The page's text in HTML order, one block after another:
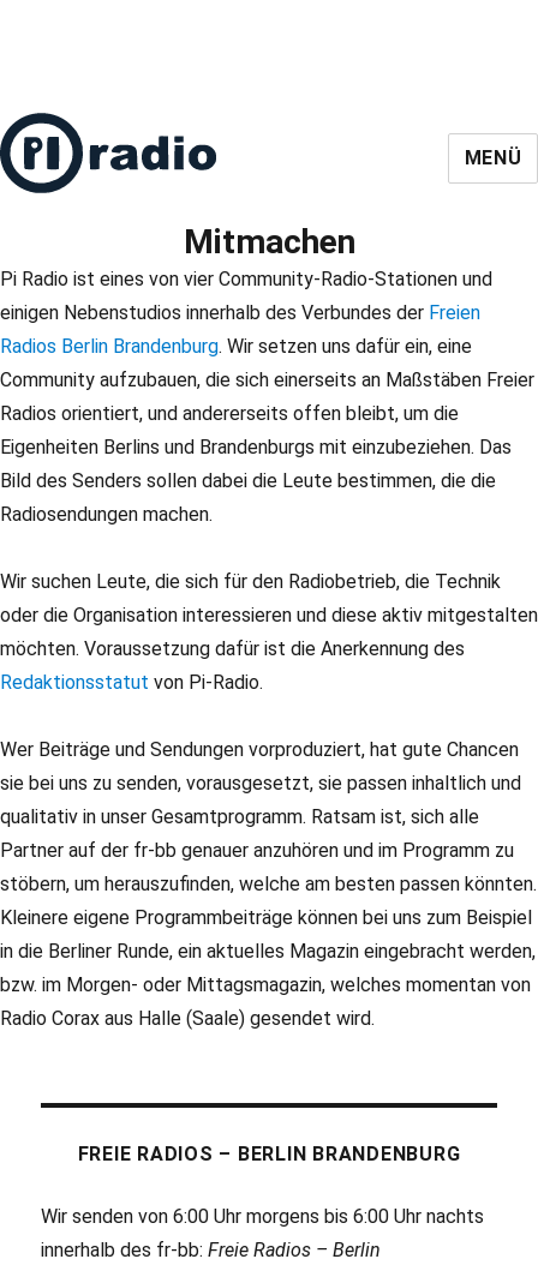
MENÜ
Mitmachen
Pi Radio ist eines von vier Community-Radio-Stationen und
einigen Nebenstudios innerhalb des Verbundes der Freien
Radios Berlin Brandenburg. Wir setzen uns dafür ein, eine
Community aufzubauen, die sich einerseits an Maßstäben Freier
Radios orientiert, und andererseits offen bleibt, um die
Eigenheiten Berlins und Brandenburgs mit einzubeziehen. Das
Bild des Senders sollen dabei die Leute bestimmen, die die
Radiosendungen machen.
Wir suchen Leute, die sich für den Radiobetrieb, die Technik
oder die Organisation interessieren und diese aktiv mitgestalten
möchten. Voraussetzung dafür ist die Anerkennung des
Redaktionsstatut von Pi-Radio.
Wer Beiträge und Sendungen vorproduziert, hat gute Chancen
sie bei uns zu senden, vorausgesetzt, sie passen inhaltlich und
qualitativ in unser Gesamtprogramm. Ratsam ist, sich alle
Partner auf der fr-bb genauer anzuhören und im Programm zu
stöbern, um herauszufinden, welche am besten passen könnten.
Kleinere eigene Programmbeiträge können bei uns zum Beispiel
in die Berliner Runde, ein aktuelles Magazin eingebracht werden,
bzw. im Morgen- oder Mittagsmagazin, welches momentan von
Radio Corax aus Halle (Saale) gesendet wird.
FREIE RADIOS – BERLIN BRANDENBURG
Wir senden von 6:00 Uhr morgens bis 6:00 Uhr nachts
innerhalb des fr-bb:Freie Radios – Berlin